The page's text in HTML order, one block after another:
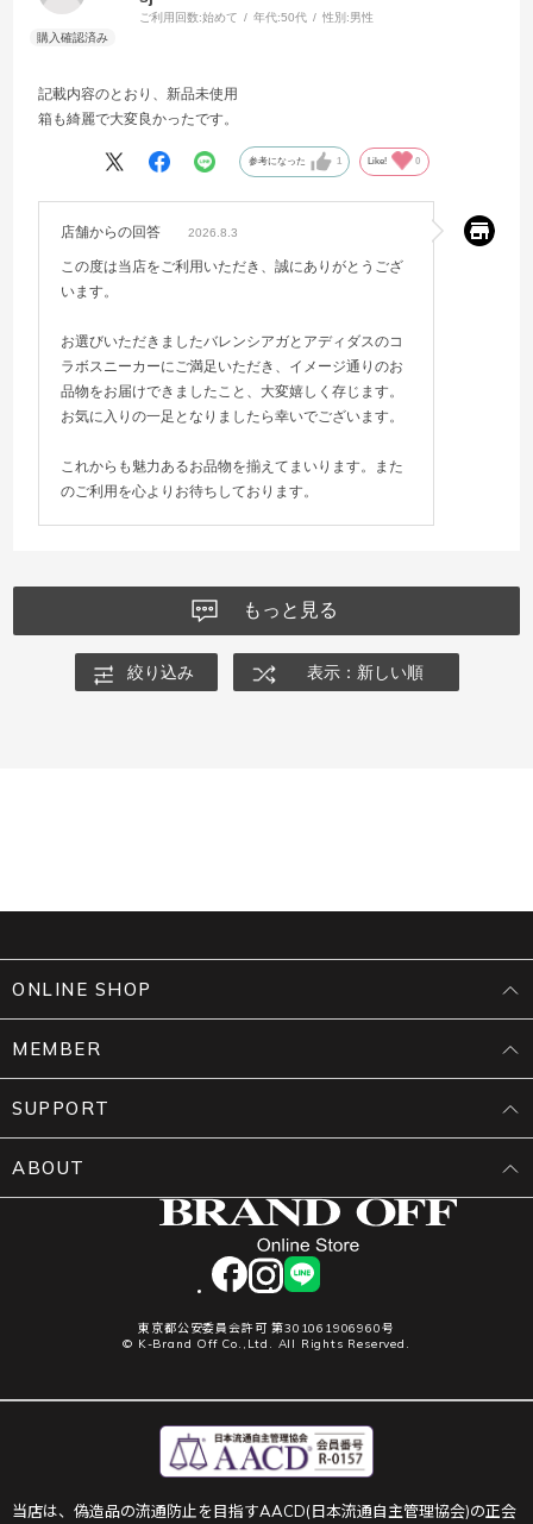
ご利用回数:始めて 年代:50代 性別:男性
記載内容のとおり、新品未使用
箱も綺麗で大変良かったです。
参考になった 1 Like! 0
店舗からの回答 2026.8.3
この度は当店をご利用いただき、誠にありがとうござ
います。
お選びいただきましたバレンシアガとアディダスのコ
ラボスニーカーにご満足いただき、イメージ通りのお
品物をお届けできましたこと、大変嬉しく存じます。
お気に入りの一足となりましたら幸いでございます。
これからも魅力あるお品物を揃えてまいります。また
のご利用を心よりお待ちしております。
もっと見る
絞り込み 表示：新しい順
facebookinstagram
LINE
東京都公安委員会許可 第301061906960号
© K-Brand Off Co.,Ltd. All Rights Reserved.
ONLINE SHOP
MEMBER
SUPPORT
ABOUT
当店は、偽造品の流通防止を目指すAACD(日本流通自主管理協会)の正会